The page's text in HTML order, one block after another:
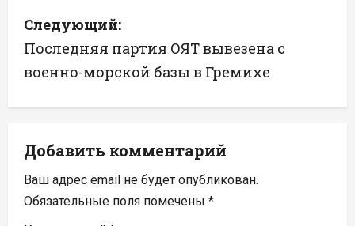
г
а
ц
и
я
п
Следующий:
Последняя партия ОЯТ вывезена с
военно-морской базы в Гремихе
Добавить комментарий
Ваш адрес email не будет опубликован.
Обязательные поля помечены *